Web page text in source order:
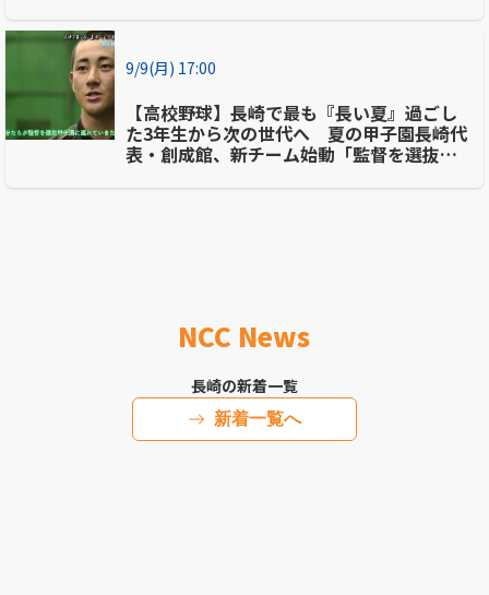
9/9(月) 17:00
【高校野球】長崎で最も『長い夏』過ごし
た3年生から次の世代へ 夏の甲子園長崎代
表・創成館、新チーム始動「監督を選抜に
NCC News
長崎の新着一覧
新着一覧へ